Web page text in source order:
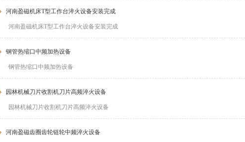
河南盈磁机床T型工作台淬火设备安装完成
河南盈磁机床T型工作台淬火设备安装完成
钢管热缩口中频加热设备
钢管热缩口中频加热设备
园林机械刀片收割机刀片高频淬火设备
园林机械刀片收割机刀片高频淬火设备
河南盈磁齿圈齿轮链轮中频淬火设备